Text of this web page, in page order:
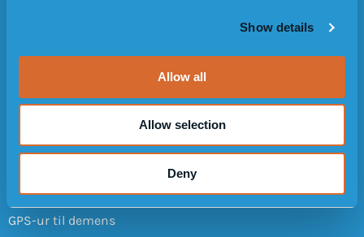
Show details
Allow all
Allow selection
Deny
Anmeldelser fra kunder
Ofte stillede spørgsmål
Brugermanualer
ANVENDELSESOMRÅDER
GPS-ur til demens